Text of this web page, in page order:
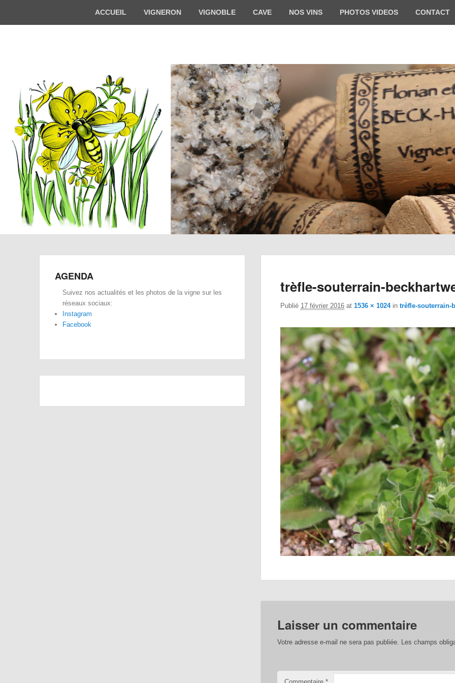
haut
ACCUEIL VIGNERON VIGNOBLE CAVE NOS VINS PHOTOS VIDEOS CONTACT
Vigneron bio en Alsace
trèfle-souterrain-
Publié 17 février 2016 at 1536 × 1024in trèfle-souterrain-
Laisser un commentaire
Votre adresse e-mail ne sera pas publiée. Les champs
AGENDA
Suivez nos actualités et les photos de la vigne sur les
réseaux sociaux:
Instagram
Facebook